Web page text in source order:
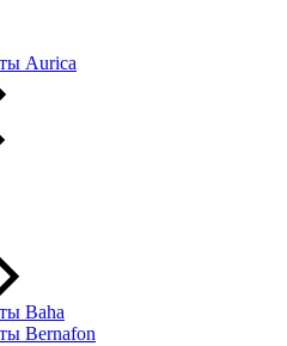
Aurica
Baha
Bernafon